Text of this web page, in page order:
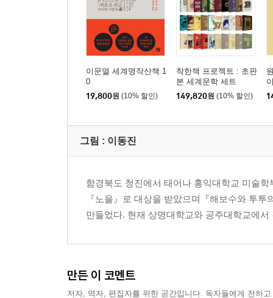
이문열 세계명작산책 1
0
19,800원 (10% 할인)
착한책 프로젝트 : 초판
본 세계문학 세트
149,820원 (10% 할인)
그림 : 이동진
함경북도 청진에서 태어나 홍익대학교 미술
『노을』로 대상을 받았으며『해보수와 투
만들었다. 현재 상명대학교와 공주대학교에
만든 이 코멘트
저자, 역자, 편집자를 위한 공간입니다. 독자들에게 전하